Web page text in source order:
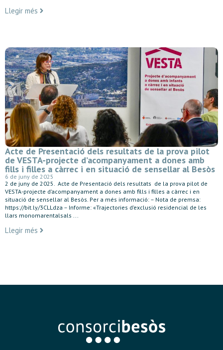
Llegir més
Acte de Presentació dels resultats de la prova pilot
de VESTA-projecte d’acompanyament a dones amb
fills i filles a càrrec i en situació de sensellar al Besòs
6 de juny de 2025
2 de juny de 2025. Acte de Presentació dels resultats de la prova pilot de
VESTA-projecte d’acompanyament a dones amb fills i filles a càrrec i en
situació de sensellar al Besòs. Per a més informació: – Nota de premsa:
https://bit.ly/3CLLdza – Informe: «Trajectories d’exclusió residencial de les
llars monomarentalsals ...
Llegir més